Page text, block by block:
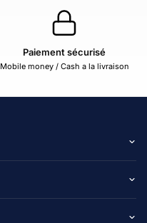
Paiement sécurisé
Mobile money / Cash a la livraison